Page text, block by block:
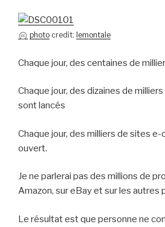
photo credit: lemontale
Chaque jour, des centaines de
Chaque jour, des dizaines de
sont lancés
Chaque jour, des milliers de sites
ouvert.
Je ne parlerai pas des millions de
Amazon, sur eBay et sur les autres
Le résultat est que personne ne